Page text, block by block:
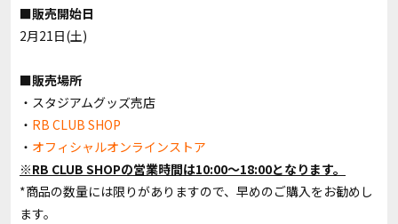
■販売開始日
2月21日(土)
■販売場所
・スタジアムグッズ売店
・ RB CLUB SHOP
・ オフィシャルオンラインストア
※RB CLUB SHOPの営業時間は10:00〜18:00となります。
*商品の数量には限りがありますので、早めのご購入をお勧めし
ます。